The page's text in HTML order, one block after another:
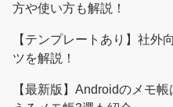
方や使い方も解説！
【テンプレートあり】社外
ツを解説！
【最新版】Androidのメモ